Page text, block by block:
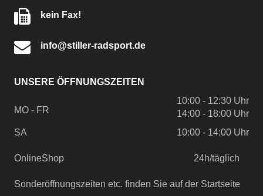
kein Fax!
info@stiller-radsport.de
UNSERE ÖFFNUNGSZEITEN
MO - FR
10:00 - 12:30 Uhr
14:00 - 18:00 Uhr
SA
10:00 - 14:00 Uhr
OnlineShop 24h/täglich
Sonderöffnungszeiten etc. finden Sie auf der Startseite